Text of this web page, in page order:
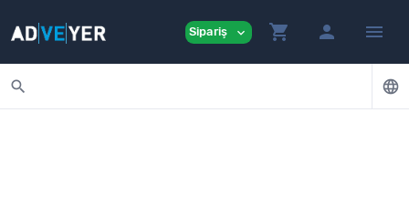
Sipariş expand_more shopping_cart person menu
search language